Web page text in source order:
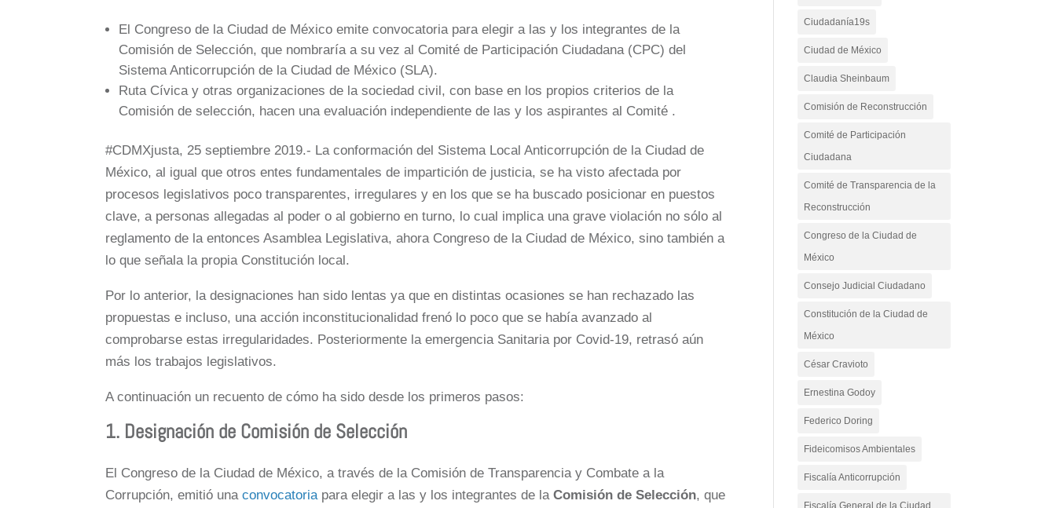
El Congreso de la Ciudad de México emite convocatoria para elegir a las y los integrantes de la
Comisión de Selección, que nombraría a su vez al Comité de Participación Ciudadana (CPC) del
Sistema Anticorrupción de la Ciudad de México (SLA).
Ruta Cívica y otras organizaciones de la sociedad civil, con base en los propios criterios de la
Comisión de selección, hacen una evaluación independiente de las y los aspirantes al Comité .
#CDMXjusta, 25 septiembre 2019.- La conformación del Sistema Local Anticorrupción de la Ciudad de
México, al igual que otros entes fundamentales de impartición de justicia, se ha visto afectada por
procesos legislativos poco transparentes, irregulares y en los que se ha buscado posicionar en puestos
clave, a personas allegadas al poder o al gobierno en turno, lo cual implica una grave violación no sólo al
reglamento de la entonces Asamblea Legislativa, ahora Congreso de la Ciudad de México, sino también a
lo que señala la propia Constitución local.
Por lo anterior, la designaciones han sido lentas ya que en distintas ocasiones se han rechazado las
propuestas e incluso, una acción inconstitucionalidad frenó lo poco que se había avanzado al
comprobarse estas irregularidades. Posteriormente la emergencia Sanitaria por Covid-19, retrasó aún
más los trabajos legislativos.
A continuación un recuento de cómo ha sido desde los primeros pasos:
1. Designación de Comisión de Selección
El Congreso de la Ciudad de México, a través de la Comisión de Transparencia y Combate a la
Corrupción, emitió unaconvocatoriapara elegir a las y los integrantes de laComisión de Selección, que
Ciudadanía19s
Ciudad de México
Claudia Sheinbaum
Comisión de Reconstrucción
Comité de Participación
Ciudadana
Comité de Transparencia de la
Reconstrucción
Congreso de la Ciudad de
México
Consejo Judicial Ciudadano
Constitución de la Ciudad de
México
César Cravioto
Ernestina Godoy
Federico Doring
Fideicomisos Ambientales
Fiscalía Anticorrupción
Fiscalía General de la Ciudad